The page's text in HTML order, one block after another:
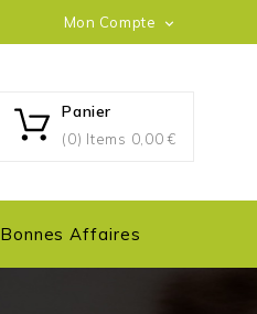
Mon Compte 
Panier
(0) Items 0,00 €
Bonnes Affaires